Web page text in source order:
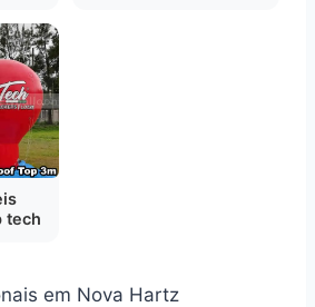
tech
em Nova Hartz